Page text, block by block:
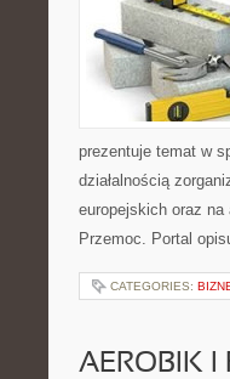
prezentuje temat w
działalnością
europejskich oraz
Przemoc. Portal
CATEGORIES:
AEROBIK I